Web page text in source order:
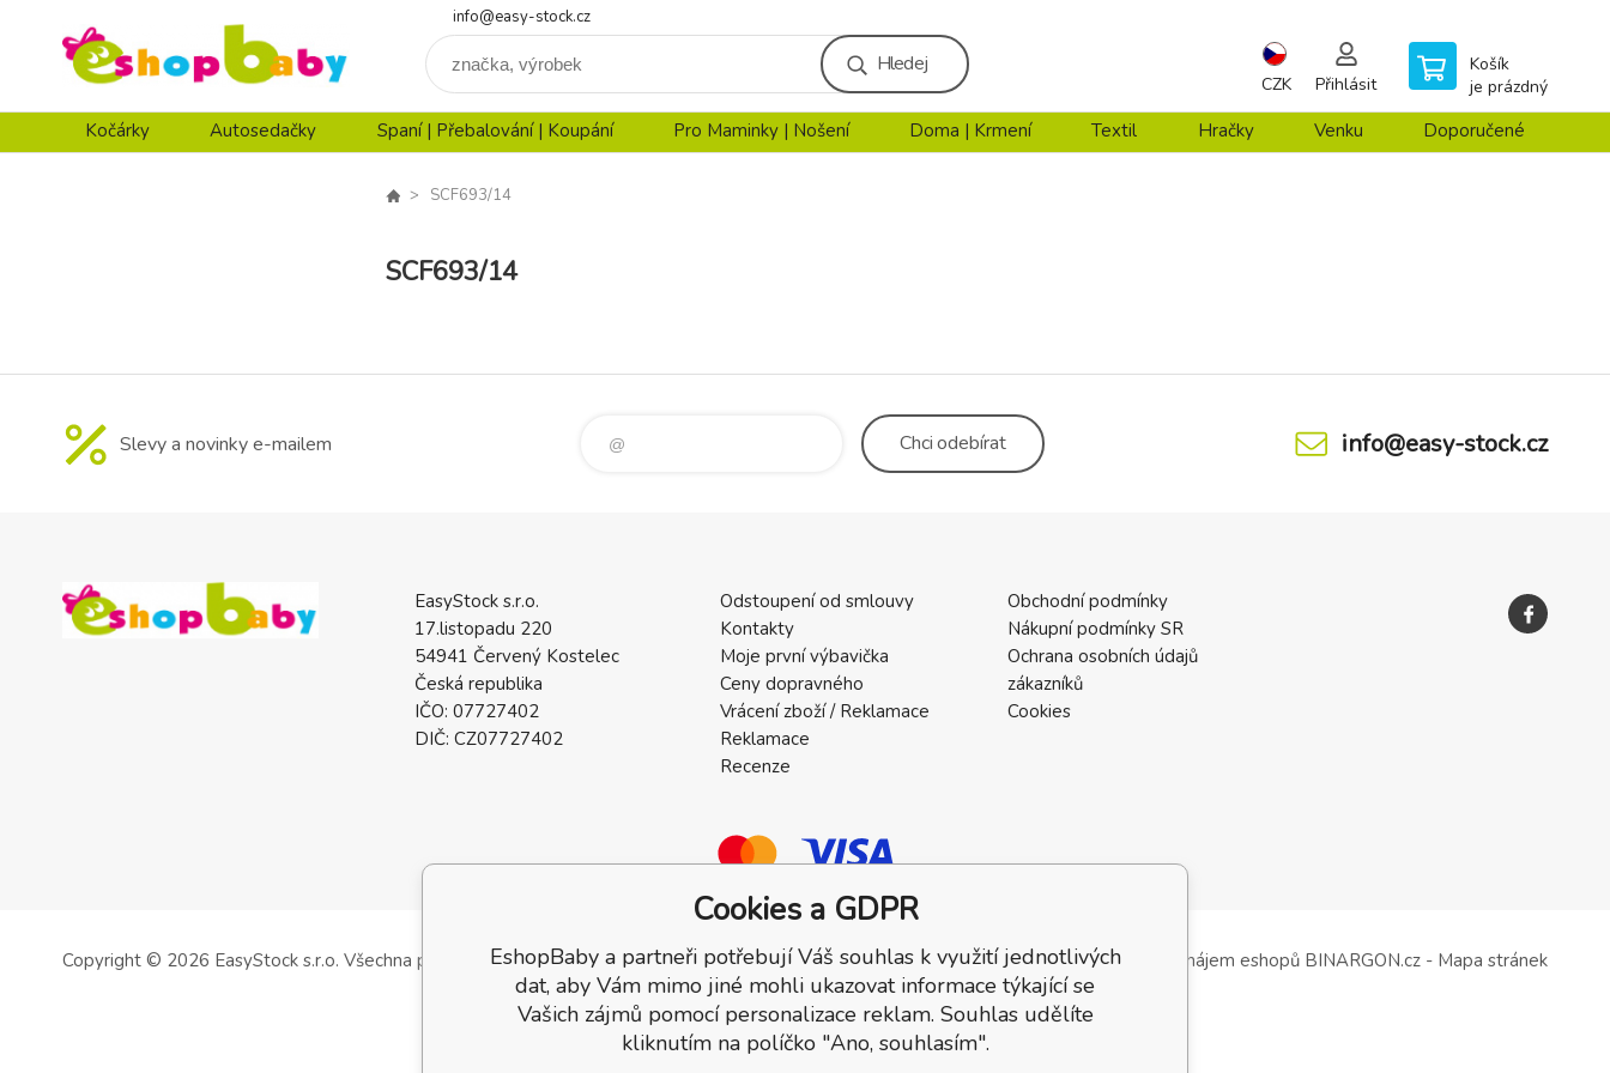
info@easy-stock.cz
Hledej
CZK Přihlásit
Košík
je prázdný
Kočárky Autosedačky Spaní | Přebalování | Koupání Pro Maminky | Nošení Doma | Krmení Textil Hračky Venku Doporučené
SCF693/14
SCF693/14
Slevy a novinky e-mailem Chciodebírat info@easy-stock.cz
EasyStock s.r.o.
17.listopadu 220
54941 Červený Kostelec
Česká republika
IČO: 07727402
DIČ: CZ07727402
Odstoupení od smlouvy
Kontakty
Moje první výbavička
Ceny dopravného
Vrácení zboží / Reklamace
Reklamace
Recenze
Obchodní podmínky
Nákupní podmínky SR
Ochrana osobních údajů
zákazníků
Cookies
Copyright © 2026 EasyStock s.r.o. Všechna práva vyhrazena. Tvorba a pronájem eshopů BINARGON.cz - Mapa stránek
Cookies a GDPR
EshopBaby a partneři potřebují Váš souhlas k využití jednotlivých
dat, aby Vám mimo jiné mohli ukazovat informace týkající se
Vašich zájmů pomocí personalizace reklam. Souhlas udělíte
kliknutím na políčko "Ano, souhlasím".